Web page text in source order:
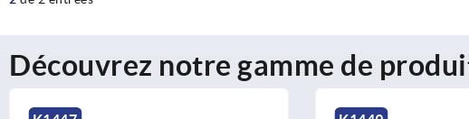
Découvrez notre gamme de